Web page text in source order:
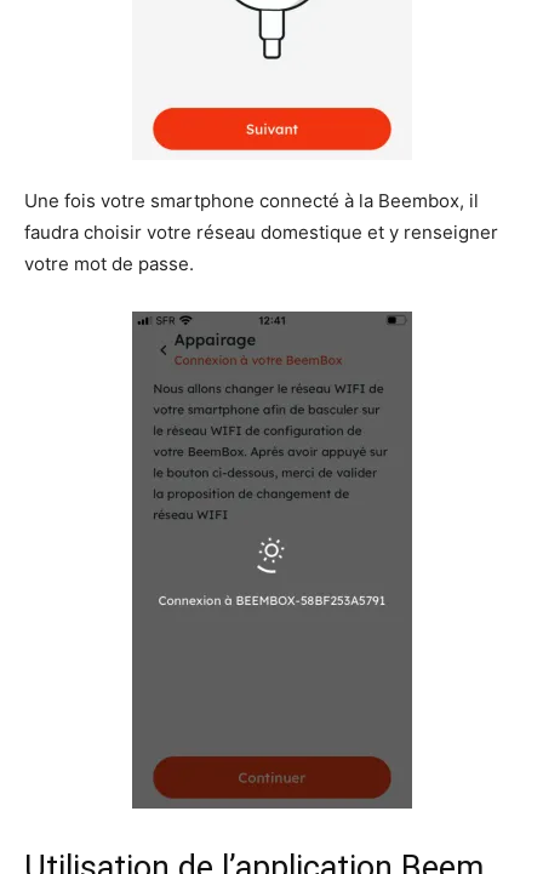
Une fois votre smartphone connecté à la Beembox, il
faudra choisir votre réseau domestique et y renseigner
votre mot de passe.